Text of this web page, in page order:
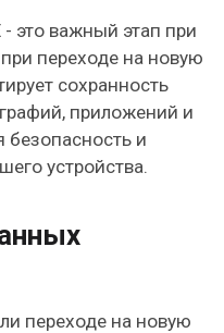
это важный этап при
переходе на новую
сохранность
приложений и
безопасность и
устройства.
переходе на новую